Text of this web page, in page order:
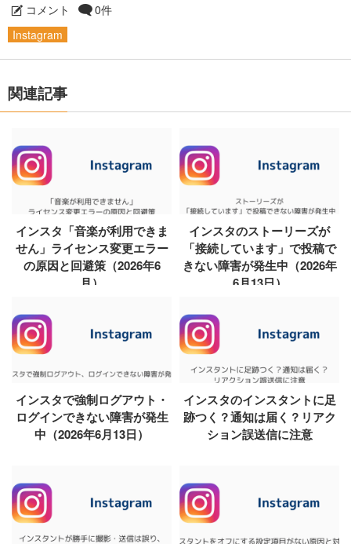
コメント
0件
Instagram
関連記事
インスタ「音楽が利用できま
せん」ライセンス変更エラー
の原因と回避策（2026年6
月）
インスタのストーリーズが
「接続しています」で投稿で
きない障害が発生中（2026年
6月13日）
インスタで強制ログアウト・
ログインできない障害が発生
中（2026年6月13日）
インスタのインスタントに足
跡つく？通知は届く？リアク
ション誤送信に注意